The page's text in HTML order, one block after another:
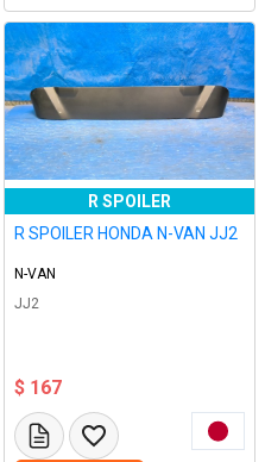
R SPOILER
R SPOILER HONDA N-VAN JJ2
N-VAN
JJ2
$ 167